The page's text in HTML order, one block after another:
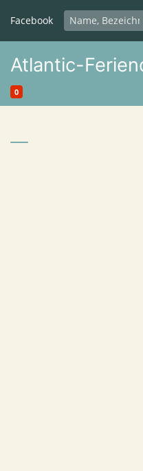
Facebook
Atlantic-
0